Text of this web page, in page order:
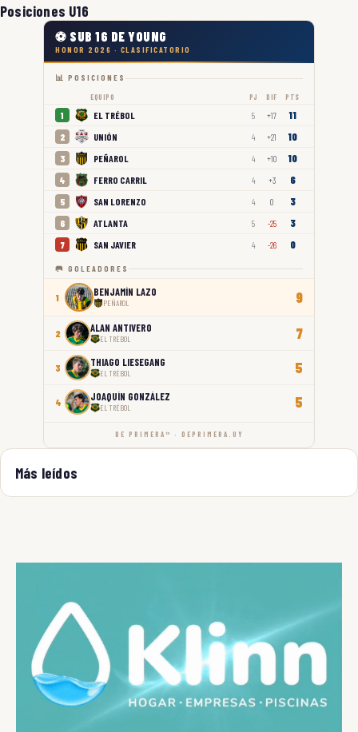
Posiciones U16
⚽ SUB 16 DE YOUNG
HONOR 2026 · CLASIFICATORIO
📊 POSICIONES
EQUIPO PJ DIF PTS
1 EL TRÉBOL 5 +17 11
2 UNIÓN 4 +21 10
3 PEÑAROL 4 +10 10
4 FERRO CARRIL 4 +3 6
5 SAN LORENZO 4 0 3
6 ATLANTA 5 -25 3
7 SAN JAVIER 4 -26 0
🥅 GOLEADORES
1 BENJAMÍN LAZO
PEÑAROL 9
2 ALAN ANTIVERO
EL TRÉBOL 7
3 THIAGO LIESEGANG
EL TRÉBOL 5
4 JOAQUÍN GONZÁLEZ
EL TRÉBOL 5
DE PRIMERA™ · DEPRIMERA.UY
Más leídos